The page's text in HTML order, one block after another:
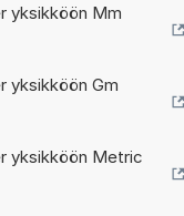
yksikköön Mm
yksikköön Gm
yksikköön Metric